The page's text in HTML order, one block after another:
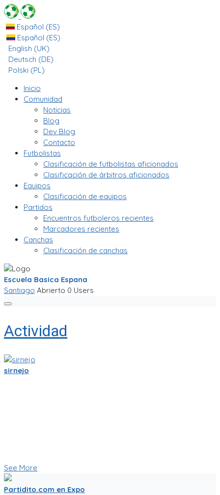
Español (ES)
Español (ES)
English (UK)
Deutsch (DE)
Polski (PL)
Inicio
Comunidad
Noticias
Blog
Dev Blog
Contacto
Futbolistas
Clasificación de futbolistas aficionados
Clasificación de árbitros aficionados
Equipos
Clasificación de equipos
Partidos
Encuentros futboleros recientes
Marcadores recientes
Canchas
Clasificación de canchas
Escuela Basica Espana
Santiago Abrierto 0 Users
Actividad
sirnejo
See More
Partidito.com en Expo